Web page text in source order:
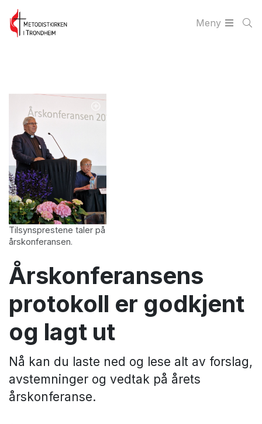
Meny
Tilsynsprestene taler på
årskonferansen.
Årskonferansens
protokoll er godkjent
og lagt ut
Nå kan du laste ned og lese alt av forslag,
avstemninger og vedtak på årets
årskonferanse.